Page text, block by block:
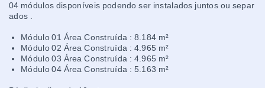
04 módulos disponíveis podendo ser instalados juntos ou separ
ados .
Módulo 01 Área Construída : 8.184 m²
Módulo 02 Área Construída : 4.965 m²
Módulo 03 Área Construída : 4.965 m²
Módulo 04 Área Construída : 5.163 m²